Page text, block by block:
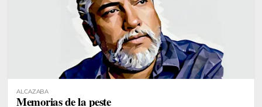
ALCAZABA
Memorias de la peste